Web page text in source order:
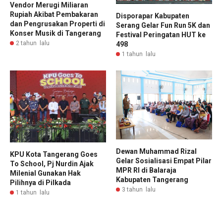
Vendor Merugi Miliaran
Rupiah Akibat Pembakaran
dan Pengrusakan Properti di
Konser Musik di Tangerang
2 tahun lalu
Disporapar Kabupaten
Serang Gelar Fun Run 5K dan
Festival Peringatan HUT ke
498
1 tahun lalu
KPU Kota Tangerang Goes
To School, Pj Nurdin Ajak
Milenial Gunakan Hak
Pilihnya di Pilkada
1 tahun lalu
Dewan Muhammad Rizal
Gelar Sosialisasi Empat Pilar
MPR RI di Balaraja
Kabupaten Tangerang
3 tahun lalu